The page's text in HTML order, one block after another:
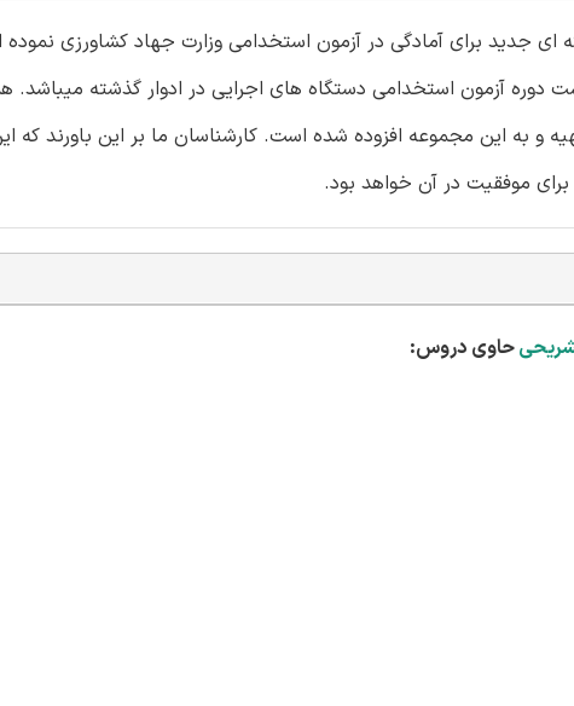
ای جدید برای آمادگی در آزمون استخدامی وزارت جهاد کشاورزی
سوالات هشت دوره آزمون استخدامی دستگاه های اجرایی در ادوار گذشته
و به این مجموعه افزوده شده است. کارشناسان ما بر این باورند که
موفقیت در آن خواهد بود.
حاوی دروس: